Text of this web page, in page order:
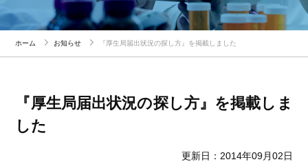
ホーム お知らせ 『厚生局届出状況の探し方』を掲載しました
『厚生局届出状況の探し方』を掲載しま
した
更新日：2014年09月02日